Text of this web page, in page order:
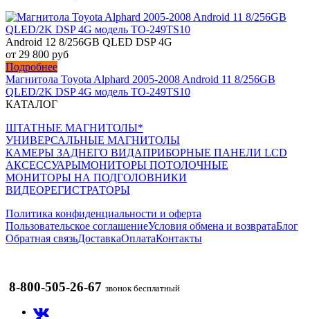
Android 12 8/256GB QLED DSP 4G
от 29 800 руб
Подробнее
Магнитола Toyota Alphard 2005-2008 Android 11 8/256GB
QLED/2K DSP 4G модель TO-249TS10
КАТАЛОГ
ШТАТНЫЕ МАГНИТОЛЫ*
УНИВЕРСАЛЬНЫЕ МАГНИТОЛЫ
КАМЕРЫ ЗАДНЕГО ВИДАПРИБОРНЫЕ ПАНЕЛИ LCD
АКСЕССУАРЫМОНИТОРЫ ПОТОЛОЧНЫЕ
МОНИТОРЫ НА ПОДГОЛОВНИКИ
ВИДЕОРЕГИСТРАТОРЫ
Политика конфиденциальности и оферта
Пользовательское соглашениеУсловия обмена и возвратаБлог
Обратная связьДоставкаОплатаКонтакты
8-800-505-26-67 звонок бесплатный